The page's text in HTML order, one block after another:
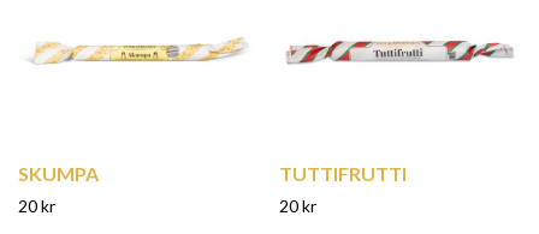
SKUMPA
20kr
TUTTIFRUTTI
20kr